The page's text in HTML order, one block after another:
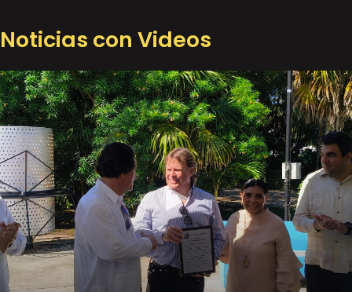
Noticias con Videos